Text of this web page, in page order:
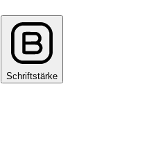
Schriftstärke